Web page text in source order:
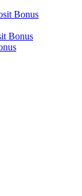
Bonus
Bonus